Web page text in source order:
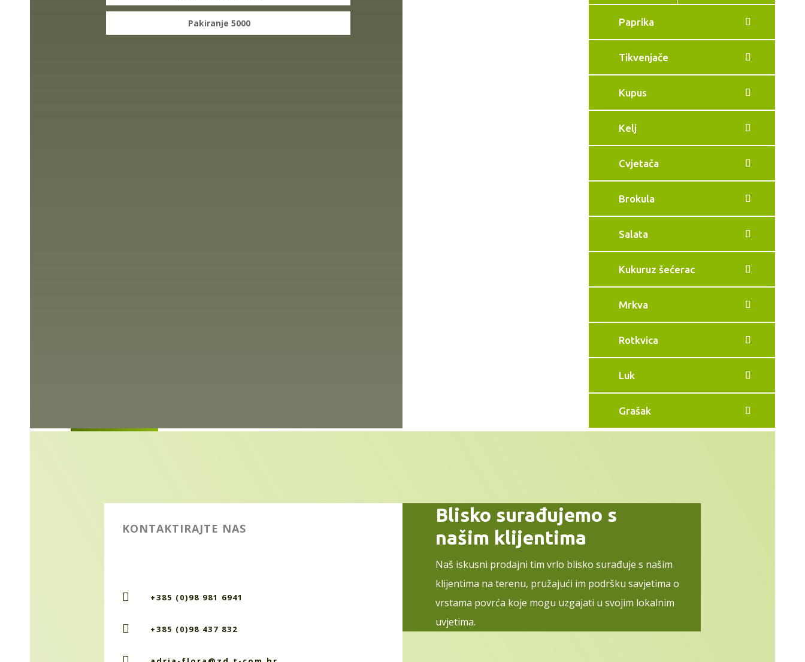
Pakiranje 5000 Paprika
Tikvenjače
Kupus
Kelj
Cvjetača
Brokula
Salata
Kukuruz šećerac
Mrkva
Rotkvica
Luk
Grašak
KONTAKTIRAJTE NAS
 +385 (0)98 981 6941
 +385 (0)98 437 832
Blisko surađujemo s
našim klijentima
Naš iskusni prodajni tim vrlo blisko surađuje s našim
klijentima na terenu, pružajući im podršku savjetima o
vrstama povrća koje mogu uzgajati u svojim lokalnim
uvjetima.